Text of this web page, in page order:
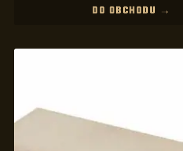
DO OBCHODU →